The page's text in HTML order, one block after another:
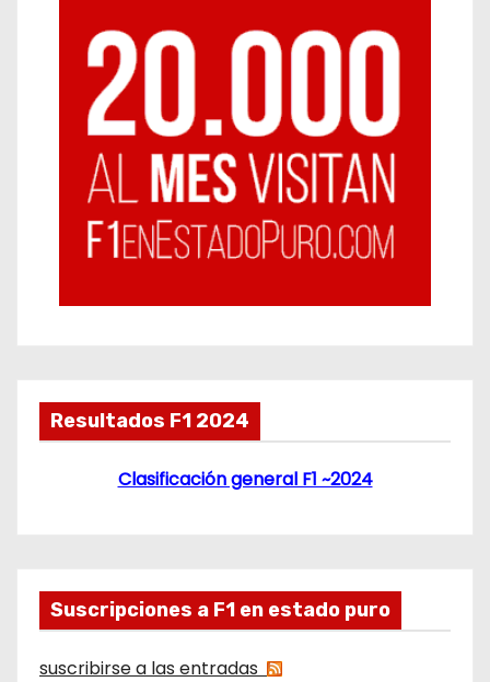
Resultados F1 2024
Clasificación general F1 ~2024
Suscripciones a F1 en estado puro
suscribirse a las entradas